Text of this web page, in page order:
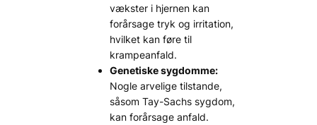
vækster i hjernen kan
forårsage tryk og irritation,
hvilket kan føre til
krampeanfald.
Genetiske sygdomme:
Nogle arvelige tilstande,
såsom Tay-Sachs sygdom,
kan forårsage anfald.